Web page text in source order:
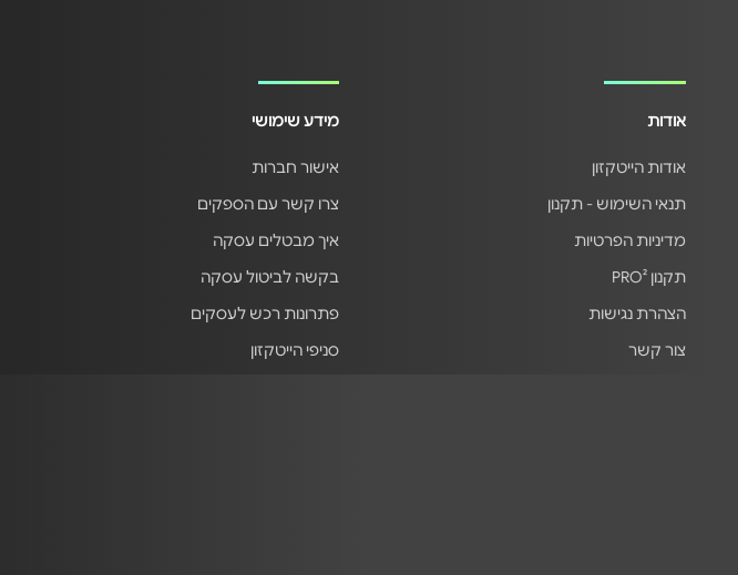
אודות
אודות הייטקזון
תנאי השימוש - תקנון
מדיניות הפרטיות
תקנון PRO²
הצהרת נגישות
צור קשר
מידע שימושי
אישור חברות
צרו קשר עם הספקים
איך מבטלים עסקה
בקשה לביטול עסקה
פתרונות רכש לעסקים
סניפי הייטקזון